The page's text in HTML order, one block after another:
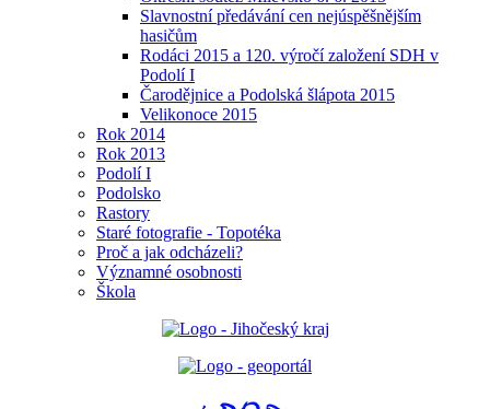
Slavnostní předávání cen nejúspěšnějším
hasičům
Rodáci 2015 a 120. výročí založení SDH v
Podolí I
Čarodějnice a Podolská šlápota 2015
Velikonoce 2015
Rok 2014
Rok 2013
Podolí I
Podolsko
Rastory
Staré fotografie - Topotéka
Proč a jak odcházeli?
Významné osobnosti
Škola